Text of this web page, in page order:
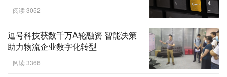
阅读 3052
逗号科技获数千万A轮融资 智能决策
助力物流企业数字化转型
阅读 3366